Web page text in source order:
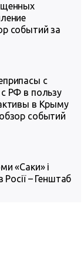
событий за
с
РФ в пользу
в Крыму
событий
«Саки» і
– Генштаб